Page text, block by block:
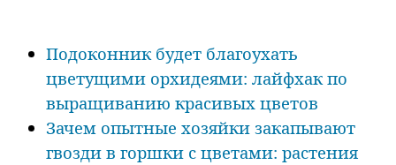
Подоконник будет благоухать
цветущими орхидеями: лайфхак по
выращиванию красивых цветов
Зачем опытные хозяйки закапывают
гвозди в горшки с цветами: растения